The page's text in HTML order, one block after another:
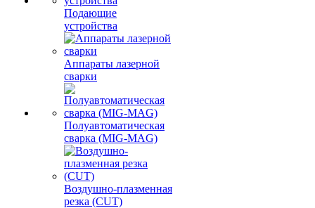
Подающие
устройства
Аппараты лазерной
сварки
Полуавтоматическая
сварка (MIG-MAG)
Воздушно-плазменная
резка (CUT)